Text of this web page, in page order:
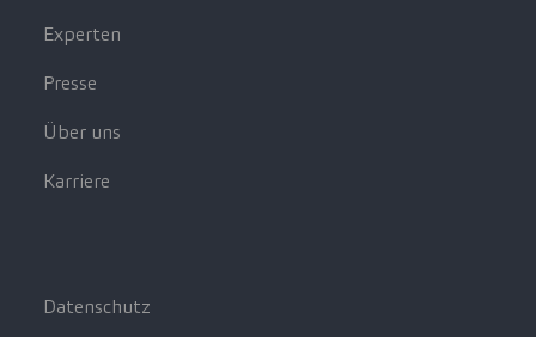
Experten
Presse
Über uns
Karriere
Datenschutz